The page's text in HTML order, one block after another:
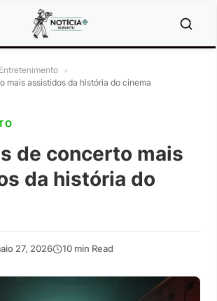
Entretenimento »
mais assistidos da história do cinema
de concerto mais
da história do
27, 2026 10 min Read